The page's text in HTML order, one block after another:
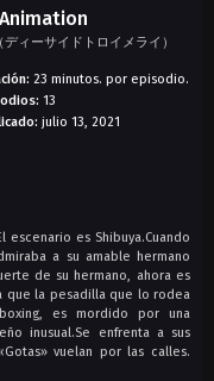
ディーサイドトロイメライ）
23 minutos. por episodio.
13
julio 13, 2021
escenario es Shibuya.Cuando
a su amable hermano
de su hermano, ahora es
que la pesadilla que lo rodea
es mordido por una
inusual.Se enfrenta a sus
vuelan por las calles.